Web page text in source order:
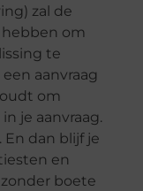
zal de
om
te
aanvraag
om
je aanvraag.
dan blijf je
en
boete